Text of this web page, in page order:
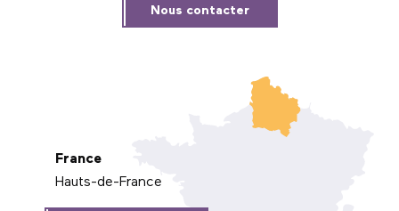
Nous contacter
France
Hauts-de-France